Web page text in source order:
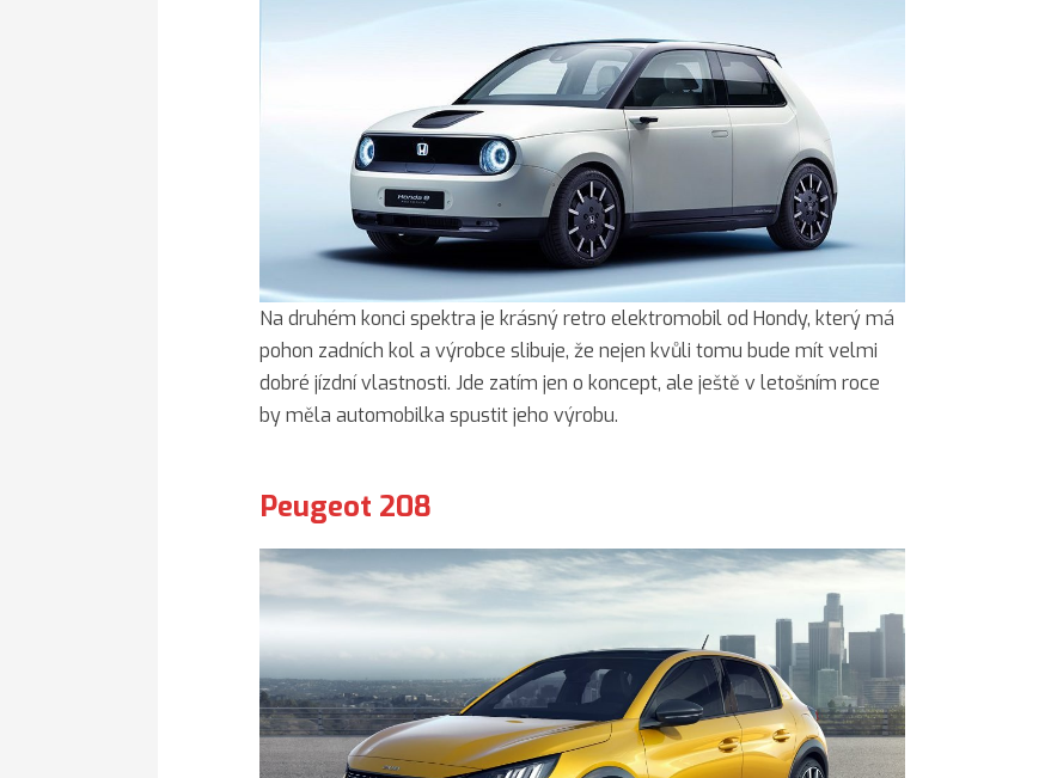
Na druhém konci spektra je krásný retro elektromobil od Hondy, který má
pohon zadních kol a výrobce slibuje, že nejen kvůli tomu bude mít velmi
dobré jízdní vlastnosti. Jde zatím jen o koncept, ale ještě v letošním roce
by měla automobilka spustit jeho výrobu.
Peugeot 208